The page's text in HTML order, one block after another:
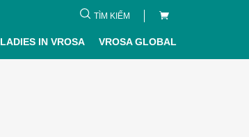
TÌM KIẾM
LADIES IN VROSA VROSA GLOBAL